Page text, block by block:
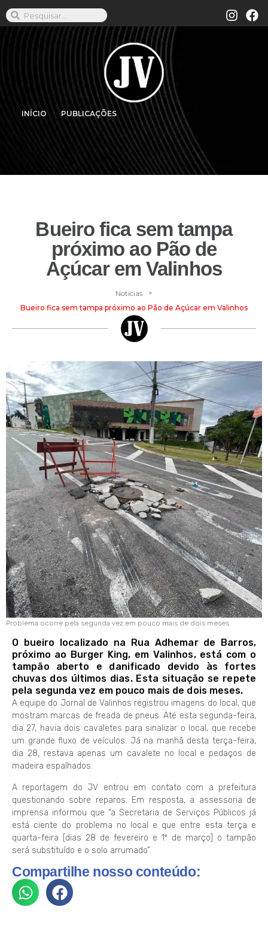
INÍCIO PUBLICAÇÕES
Bueiro fica sem tampa
próximo ao Pão de
Açúcar em Valinhos
Notícias >
Bueiro fica sem tampa próximo ao Pão de Açúcar em Valinhos
Problema ocorre pela segunda vez em pouco mais de dois meses
O bueiro localizado na Rua Adhemar de Barros,
próximo ao Burger King, em Valinhos, está com o
tampão aberto e danificado devido às fortes
chuvas dos últimos dias. Esta situação se repete
pela segunda vez em pouco mais de dois meses.
A equipe do Jornal de Valinhos registrou imagens do local, que
mostram marcas de freada de pneus. Até esta segunda-feira,
dia 27, havia dois cavaletes para sinalizar o local, que recebe
um grande fluxo de veículos. Já na manhã desta terça-feira,
dia 28, restava apenas um cavalete no local e pedaços de
madeira espalhados.
A reportagem do JV entrou em contato com a prefeitura
questionando sobre reparos. Em resposta, a assessoria de
imprensa informou que “a Secretaria de Serviços Públicos já
está ciente do problema no local e que entre esta terça e
quarta-feira [dias 28 de fevereiro e 1º de março] o tampão
será substituído e o solo arrumado”.
Compartilhe nosso conteúdo: